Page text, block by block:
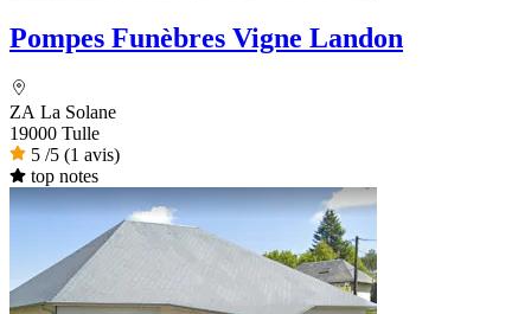
Pompes Funèbres Vigne Landon
ZA La Solane
19000 Tulle
5 /5 (1 avis)
top notes